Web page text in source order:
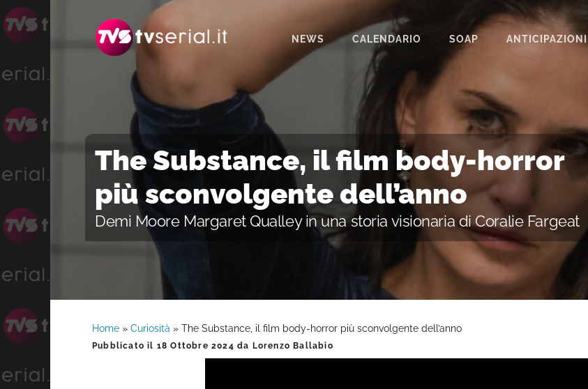
navigazione
contenuto
NEWS CALENDARIO SOAP
IL PARADISO DELLE SIGNORE
LA PROMESSA
SEGRETI DI FAMIGLIA
TEMPESTA D’AMORE
UN POSTO AL SOLE
ANTICIPAZIONI
The Substance, il film body-horror
più sconvolgente dell’anno
Demi Moore Margaret Qualley in una storia visionaria di Coralie Fargeat
Home » Curiosità » The Substance, il film body-horror più sconvolgente dell’anno
Pubblicato il 18 Ottobre 2024 da Lorenzo Ballabio
Barra